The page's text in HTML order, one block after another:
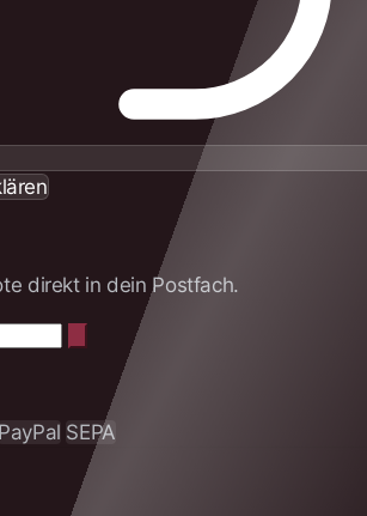
direkt in dein Postfach.
PayPal SEPA